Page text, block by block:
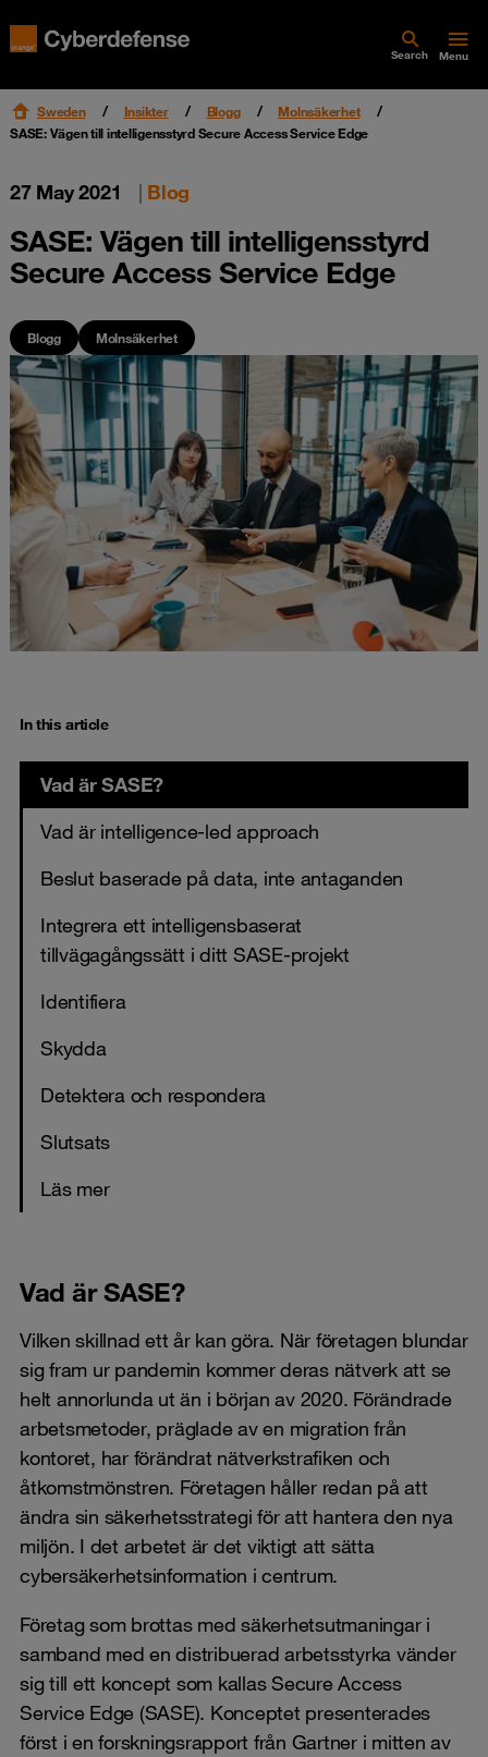
Search Menu
Sweden Insikter Blogg
Molnsäkerhet
SASE: Vägen till intelligensstyrd Secure Access Service Edge
27 May 2021 | Blog
SASE: Vägen till intelligensstyrd
Secure Access Service Edge
Blogg Molnsäkerhet
In this article
Vad är SASE?
Vad är intelligence-led approach
Beslut baserade på data, inte antaganden
Integrera ett intelligensbaserat
tillvägagångssätt i ditt SASE-projekt
Identifiera
Skydda
Detektera och respondera
Slutsats
Läs mer
Vad är SASE?
Vilken skillnad ett år kan göra. När företagen blundar
sig fram ur pandemin kommer deras nätverk att se
helt annorlunda ut än i början av 2020. Förändrade
arbetsmetoder, präglade av en migration från
kontoret, har förändrat nätverkstrafiken och
åtkomstmönstren. Företagen håller redan på att
ändra sin säkerhetsstrategi för att hantera den nya
miljön. I det arbetet är det viktigt att sätta
cybersäkerhetsinformation i centrum.
Företag som brottas med säkerhetsutmaningar i
samband med en distribuerad arbetsstyrka vänder
sig till ett koncept som kallas Secure Access
Service Edge (SASE). Konceptet presenterades
först i en forskningsrapport från Gartner i mitten av